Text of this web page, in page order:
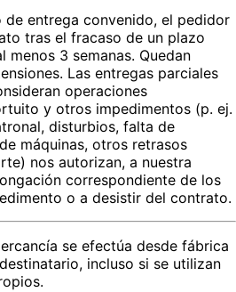
de entrega convenido, el pedidor
tras el fracaso de un plazo
3 semanas. Quedan
Las entregas parciales
operaciones
y otros impedimentos (p. ej.
disturbios, falta de
máquinas, otros retrasos
nos autorizan, a nuestra
correspondiente de los
o a desistir del contrato.
se efectúa desde fábrica
incluso si se utilizan